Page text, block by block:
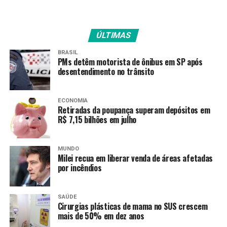
técnico ainda comparou a cidade planejada com a
situação real, permitindo traçar um diagnóstico preciso
das demandas do Guará.
Ajustes na Lei de Uso e Ocupação do
Solo
Para viabilizar algumas mudanças, o PIU também trouxe
alterações na Luos, a legislação que define onde podem
ser construídas residências, comércios e equipamentos
públicos. Entre as novidades estão a autorização para
comércios em áreas residenciais próximas à Avenida
Contorno e a flexibilização do uso de lotes institucionais
à beira da Estrada Parque Taguatinga-Guará (EPTG).
Segundo Thales Ferreira, secretário de Desenvolvimento
ÚLTIMAS
BRASIL
PMs detêm motorista de ônibus em SP após
desentendimento no trânsito
ECONOMIA
Retiradas da poupança superam depósitos em
R$ 7,15 bilhões em julho
MUNDO
Milei recua em liberar venda de áreas afetadas
por incêndios
SAÚDE
Cirurgias plásticas de mama no SUS crescem
mais de 50% em dez anos